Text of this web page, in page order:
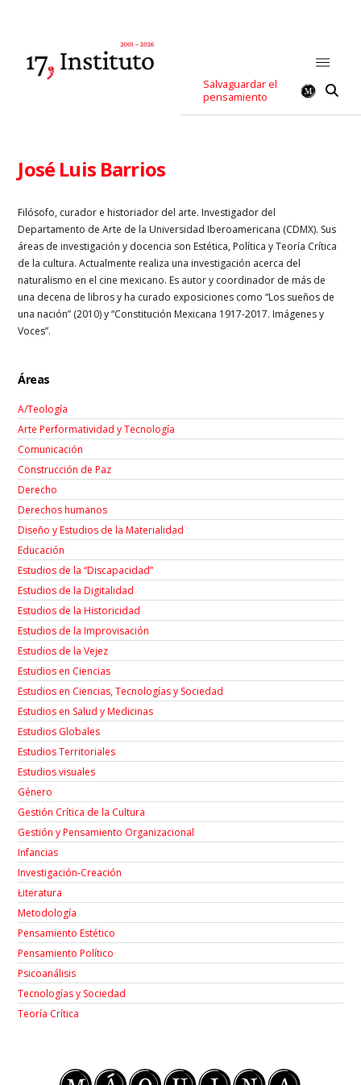
Salvaguardar el
pensamiento
José Luis Barrios
Filósofo, curador e historiador del arte. Investigador del
Departamento de Arte de la Universidad Iberoamericana (CDMX). Sus
áreas de investigación y docencia son Estética, Política y Teoría Crítica
de la cultura. Actualmente realiza una investigación acerca del
naturalismo en el cine mexicano. Es autor y coordinador de más de
una decena de libros y ha curado exposiciones como “Los sueños de
una nación” (2010) y “Constitución Mexicana 1917-2017. Imágenes y
Voces”.
Áreas
A/Teología
Arte Performatividad y Tecnología
Comunicación
Construcción de Paz
Derecho
Derechos humanos
Diseño y Estudios de la Materialidad
Educación
Estudios de la “Discapacidad”
Estudios de la Digitalidad
Estudios de la Historicidad
Estudios de la Improvisación
Estudios de la Vejez
Estudios en Ciencias
Estudios en Ciencias, Tecnologías y Sociedad
Estudios en Salud y Medicinas
Estudios Globales
Estudios Territoriales
Estudios visuales
Género
Gestión Crítica de la Cultura
Gestión y Pensamiento Organizacional
Infancias
Investigación-Creación
Łiteratura
Metodología
Pensamiento Estético
Pensamiento Político
Psicoanálisis
Tecnologías y Sociedad
Teoría Crítica